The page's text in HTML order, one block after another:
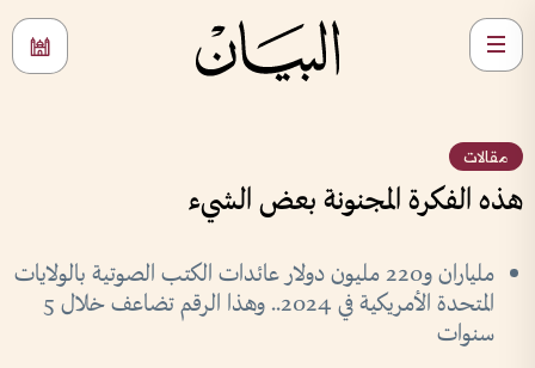
مقالات
هذه الفكرة المجنونة بعض الشيء
ملياران و220 مليون دولار عائدات الكتب الصوتية بالولايات
المتحدة الأمريكية في 2024.. وهذا الرقم تضاعف خلال 5
سنوات